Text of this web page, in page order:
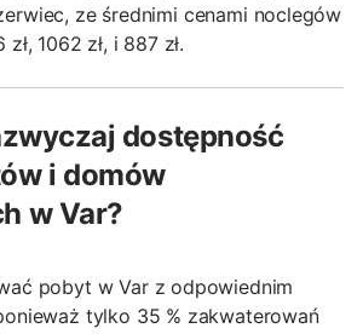
ze średnimi cenami noclegów
1062 zł, i 887 zł.
dostępność
i domów
w Var?
pobyt w Var z odpowiednim
tylko 35 % zakwaterowań